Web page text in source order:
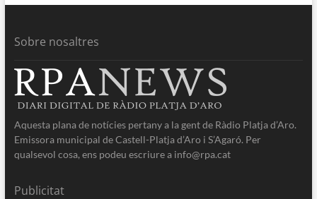
Sobre nosaltres
Aquesta plana de notícies pertany a la gent de Ràdio Platja d’Aro.
Emissora municipal de Castell-Platja d’Aro i S’Agaró. Per
qualsevol cosa, ens podeu escriure a info@rpa.cat
Publicitat